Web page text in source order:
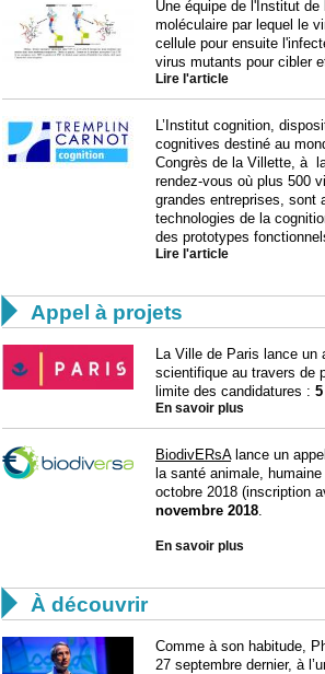
Une équipe de l'Institut
moléculaire par lequel le
cellule pour ensuite
virus mutants pour cibler
Lire l'article
L’Institut cognition,
cognitives destiné au
Congrès de la Villette, à
rendez-vous où plus 500
grandes entreprises, sont
technologies de la
des prototypes
Lire l'article
 Appel à projets
La Ville de Paris lance un
scientifique au travers de
limite des candidatures :
En savoir plus
BiodivERsAlance un
la santé animale,
octobre 2018 (inscription
novembre 2018.
En savoir plus
 À découvrir
Comme à son habitude,
27 septembre dernier, à